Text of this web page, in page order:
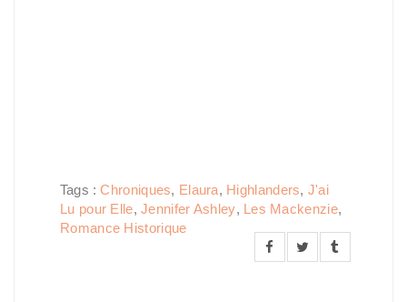
Tags :Chroniques, Elaura, Highlanders, J'ai
Lu pour Elle,Jennifer Ashley, Les Mackenzie,
Romance Historique